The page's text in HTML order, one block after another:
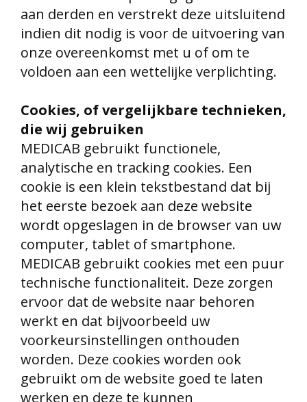
aan derden en verstrekt deze uitsluitend
indien dit nodig is voor de uitvoering van
onze overeenkomst met u of om te
voldoen aan een wettelijke verplichting.
Cookies, of vergelijkbare technieken,
die wij gebruiken
MEDICAB gebruikt functionele,
analytische en tracking cookies. Een
cookie is een klein tekstbestand dat bij
het eerste bezoek aan deze website
wordt opgeslagen in de browser van uw
computer, tablet of smartphone.
MEDICAB gebruikt cookies met een puur
technische functionaliteit. Deze zorgen
ervoor dat de website naar behoren
werkt en dat bijvoorbeeld uw
voorkeursinstellingen onthouden
worden. Deze cookies worden ook
gebruikt om de website goed te laten
werken en deze te kunnen